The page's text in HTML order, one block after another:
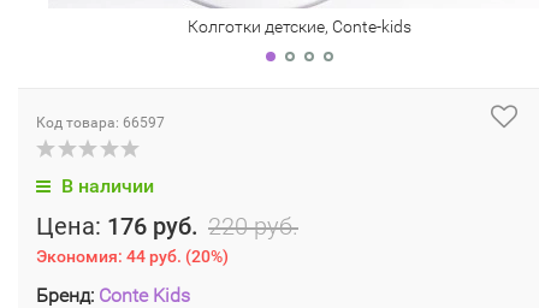
Колготки детские, Conte-kids
Код товара: 66597
В наличии
Цена: 176 руб. 220 руб.
Экономия: 44 руб. (20%)
Бренд: Conte Kids